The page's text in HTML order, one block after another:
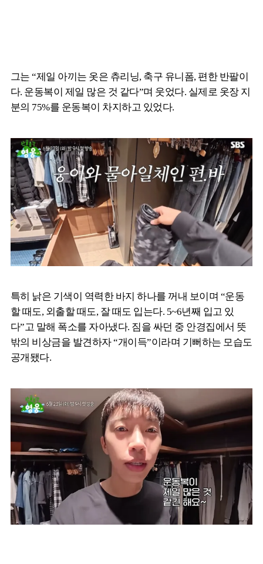
그는 “제일 아끼는 옷은 츄리닝, 축구 유니폼, 편한 반팔이
다. 운동복이 제일 많은 것 같다”며 웃었다. 실제로 옷장 지
분의 75%를 운동복이 차지하고 있었다.
특히 낡은 기색이 역력한 바지 하나를 꺼내 보이며 “운동
할 때도, 외출할 때도, 잘 때도 입는다. 5~6년째 입고 있
다”고 말해 폭소를 자아냈다. 짐을 싸던 중 안경집에서 뜻
밖의 비상금을 발견하자 “개이득”이라며 기뻐하는 모습도
공개됐다.